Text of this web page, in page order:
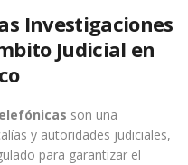
Investigaciones
Judicial en
son una
y autoridades judiciales,
para garantizar el